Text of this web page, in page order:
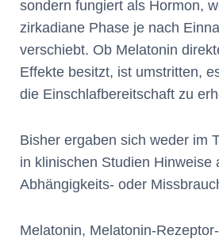
sondern fungiert als Hormon,
zirkadiane Phase je nach
verschiebt. Ob Melatonin
Effekte besitzt, ist umstritten,
die Einschlafbereitschaft zu
Bisher ergaben sich weder im
in klinischen Studien Hinweise
Abhängigkeits‐ oder
Melatonin,